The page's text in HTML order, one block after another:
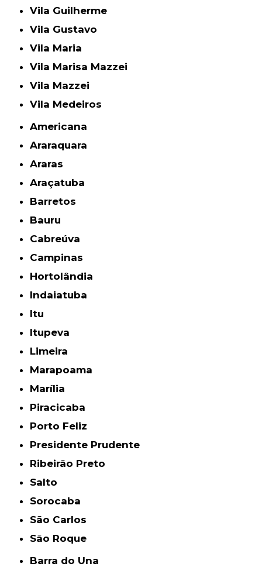
Vila Guilherme
Vila Gustavo
Vila Maria
Vila Marisa Mazzei
Vila Mazzei
Vila Medeiros
Americana
Araraquara
Araras
Araçatuba
Barretos
Bauru
Cabreúva
Campinas
Hortolândia
Indaiatuba
Itu
Itupeva
Limeira
Marapoama
Marília
Piracicaba
Porto Feliz
Presidente Prudente
Ribeirão Preto
Salto
Sorocaba
São Carlos
São Roque
Barra do Una